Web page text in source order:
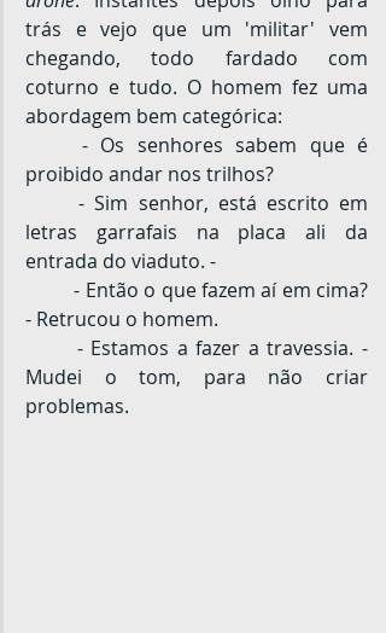
trás e vejo que um 'militar' vem
chegando, todo fardado com
coturno e tudo. O homem fez uma
abordagem bem categórica:
proibido andar nos trilhos?
	- Sim senhor, está escrito em
letras garrafais na placa ali da
entrada do viaduto. -
	- Então o que fazem aí em cima?
- Retrucou o homem.
Mudei o tom, para não criar
problemas.